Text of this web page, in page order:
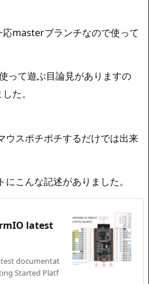
masterブランチなので使って
って遊ぶ目論見がありますの
た。
スポチポチするだけでは出来
こんな記述がありました。
latest
documentat
Started Platf